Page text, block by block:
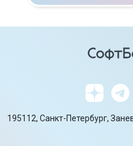
195112, Санкт-Петербург,